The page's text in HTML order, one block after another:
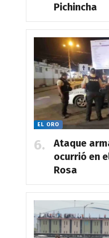
Pichincha
EL ORO
Ataque
ocurrió en
Rosa